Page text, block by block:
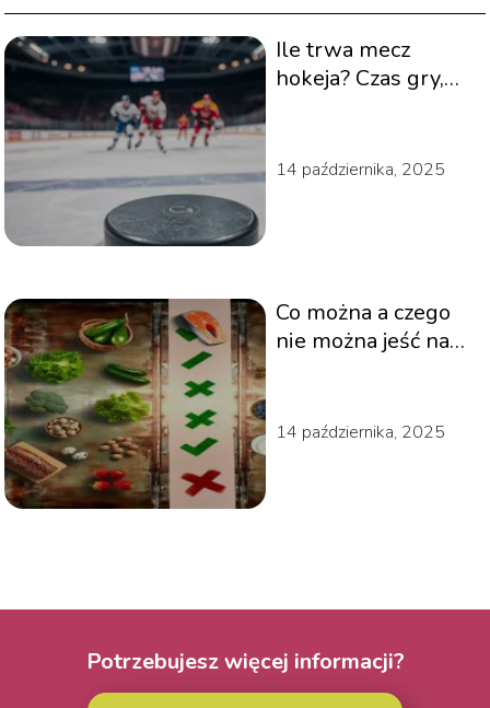
Ile trwa mecz
hokeja? Czas gry,
14 października, 2025
Co można a czego
nie można jeść na
14 października, 2025
Potrzebujesz więcej informacji?